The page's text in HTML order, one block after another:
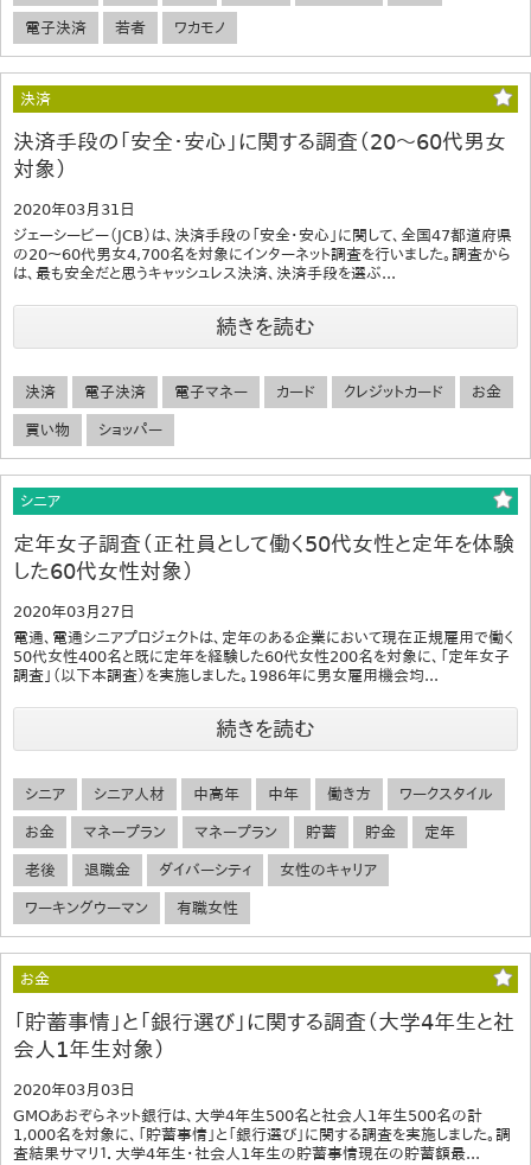
電子決済 若者 ワカモノ
決済
決済手段の「安全・安心」に関する調査（20～60代男女
対象）
2020年03月31日
ジェーシービー（JCB）は、決済手段の「安全・安心」に関して、全国47都道府県
の20～60代男女4,700名を対象にインターネット調査を行いました。調査から
は、最も安全だと思うキャッシュレス決済、決済手段を選ぶ...
続きを読む
決済 電子決済 電子マネー カード クレジットカード お金
買い物 ショッパー
シニア
定年女子調査（正社員として働く50代女性と定年を体験
した60代女性対象）
2020年03月27日
電通、電通シニアプロジェクトは、定年のある企業において現在正規雇用で働く
50代女性400名と既に定年を経験した60代女性200名を対象に、「定年女子
調査」（以下本調査）を実施しました。1986年に男女雇用機会均...
続きを読む
シニア シニア人材 中高年 中年 働き方 ワークスタイル
お金 マネープラン マネープラン 貯蓄 貯金 定年
老後 退職金 ダイバーシティ 女性のキャリア
ワーキングウーマン 有職女性
お金
「貯蓄事情」と「銀行選び」に関する調査（大学4年生と社
会人1年生対象）
2020年03月03日
GMOあおぞらネット銀行は、大学4年生500名と社会人1年生500名の計
1,000名を対象に、「貯蓄事情」と「銀行選び」に関する調査を実施しました。調
査結果サマリ１．大学4年生・社会人1年生の貯蓄事情現在の貯蓄額最...